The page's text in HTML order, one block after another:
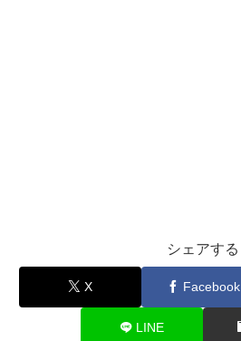
シェアする
X Facebook
LINE